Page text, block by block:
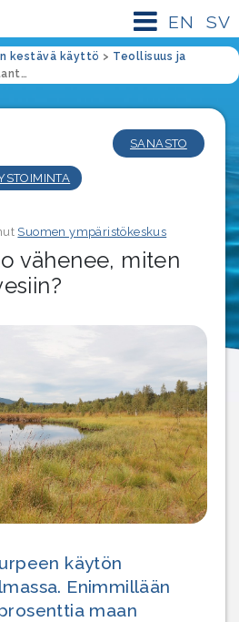
SV
EN
kestävä käyttö > Teollisuus ja
Turvetuotanto vähenee, miten se vaikuttaa vesiin?
Suomen ympäristökeskus
vähenee, miten
käytön
Enimmillään
maan
SANASTO